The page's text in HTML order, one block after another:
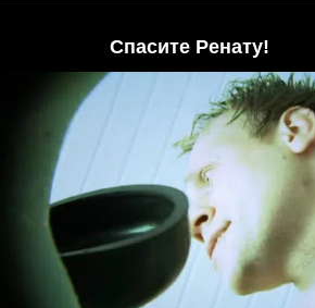
Спасите Ренату!